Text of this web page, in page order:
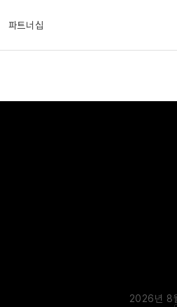
파트너십
2026년 8